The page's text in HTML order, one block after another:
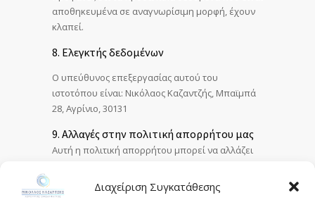
Διαχείριση Συγκατάθεσης
αποθηκευμένα σε αναγνωρίσιμη μορφή, έχουν
κλαπεί.
8. Ελεγκτής δεδομένων
Ο υπεύθυνος επεξεργασίας αυτού του
ιστοτόπου είναι: Νικόλαος Καζαντζής, Μπαϊμπά
28, Αγρίνιο, 30131
9. Αλλαγές στην πολιτική απορρήτου μας
Αυτή η πολιτική απορρήτου μπορεί να αλλάζει
τις εξελίξεις στον κλάδο. Δεν θα ενημερώσουμε
ρητά τους πελάτες μας ή τους χρήστες του